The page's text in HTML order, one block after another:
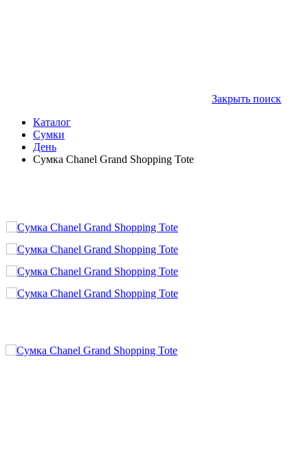
Закрыть поиск
Каталог
Сумки
День
Сумка Chanel Grand Shopping Tote